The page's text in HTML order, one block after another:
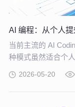
AI 编程：从个人
当前主流的 AI
种模式虽然适合个
2026-05-20